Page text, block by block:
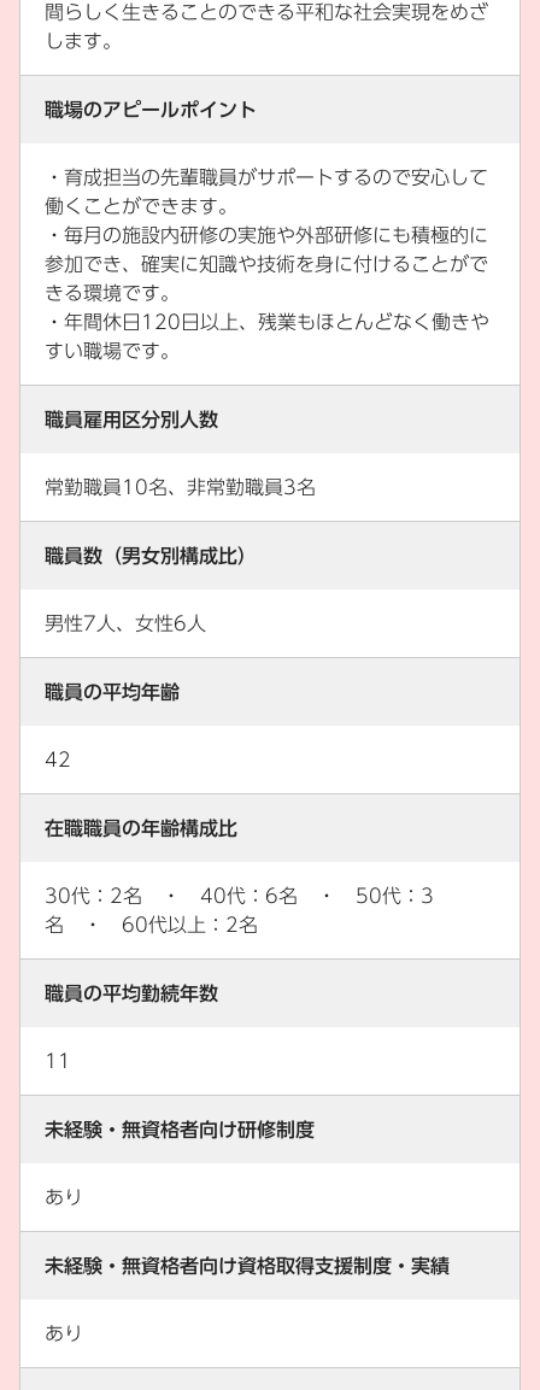
間らしく生きることのできる平和な社会実現をめざ
します。
職場のアピールポイント
・育成担当の先輩職員がサポートするので安心して
働くことができます。
・毎月の施設内研修の実施や外部研修にも積極的に
参加でき、確実に知識や技術を身に付けることがで
きる環境です。
・年間休日120日以上、残業もほとんどなく働きや
すい職場です。
職員雇用区分別人数
常勤職員10名、非常勤職員3名
職員数（男女別構成比）
男性7人、女性6人
職員の平均年齢
42
在職職員の年齢構成比
30代：2名 ・ 40代：6名 ・ 50代：3
名 ・ 60代以上：2名
職員の平均勤続年数
11
未経験・無資格者向け研修制度
あり
未経験・無資格者向け資格取得支援制度・実績
あり